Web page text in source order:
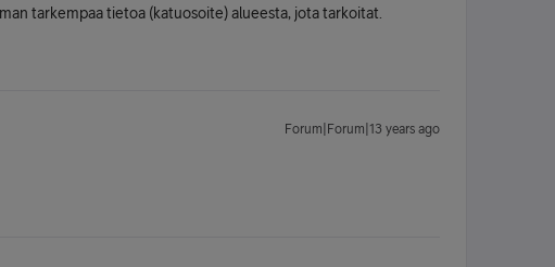
tarkempaa tietoa (katuosoite) alueesta, jota tarkoitat.
Forum|Forum|13 years ago